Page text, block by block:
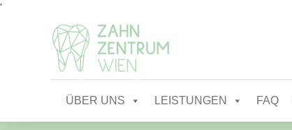
'
ÜBER UNS LEISTUNGEN FAQ